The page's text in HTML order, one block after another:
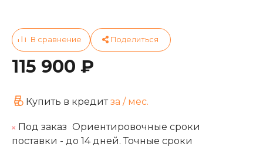
115 900 ₽
Купить в кредитза / мес.
Под заказ Ориентировочные сроки
поставки - до 14 дней. Точные сроки